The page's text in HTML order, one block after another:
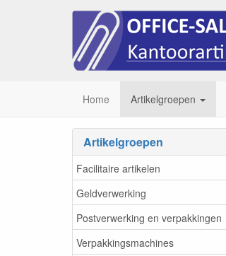
Home Artikelgroepen
Artikelgroepen
Facilitaire artikelen
Geldverwerking
Postverwerking en verpakkingen
Verpakkingsmachines